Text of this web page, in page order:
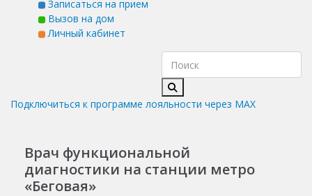
Записаться на прием
Вызов на дом
Личный кабинет
Подключиться к программе лояльности через MAX
Врач функциональной
диагностики на станции метро
«Беговая»